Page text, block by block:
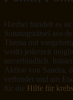
Hierbei handelt es
Sonntagsrätsel aus
Thema mit
weiß) jederzeit
unverbindlich.
Aktion von Sandra,
verbindet und am
für die Hilfe für